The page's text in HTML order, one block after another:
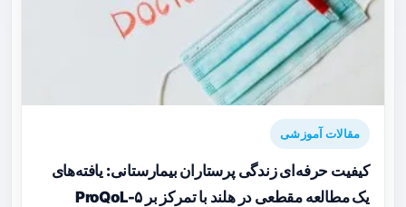
مقالات آموزشی
کیفیت حرفه‌ای زندگی پرستاران بیمارستانی: یافته‌های
یک مطالعه مقطعی در هلند با تمرکز بر ProQoL-۵